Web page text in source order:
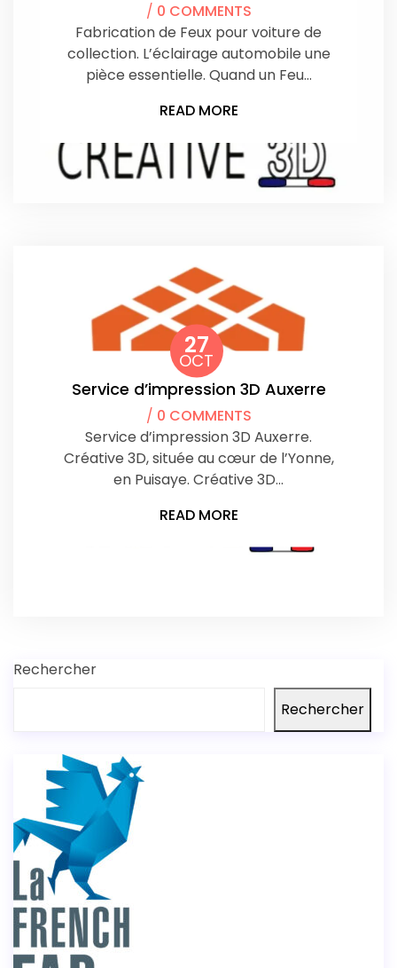
/ 0 COMMENTS
Fabrication de Feux pour voiture de
collection. L’éclairage automobile une
pièce essentielle. Quand un Feu…
READ MORE
27
OCT
Service d’impression 3D Auxerre
/ 0 COMMENTS
Service d’impression 3D Auxerre.
Créative 3D, située au cœur de l’Yonne,
en Puisaye. Créative 3D…
READ MORE
Rechercher
Rechercher